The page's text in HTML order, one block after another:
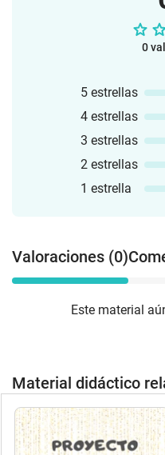
0
5 estrellas
4 estrellas
3 estrellas
2 estrellas
1 estrella
Valoraciones (0)
Este material
Material didáctico